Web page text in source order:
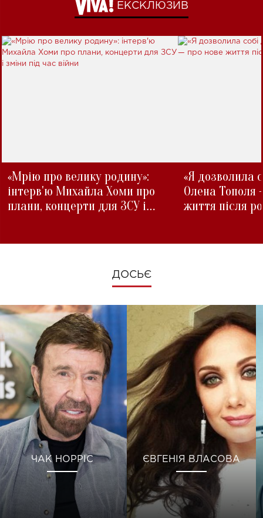
ЕКСКЛЮЗИВ
«Мрію про велику родину»:
інтерв'ю Михайла Хоми про
плани, концерти для ЗСУ і
«Я дозволила
Олена Тополя
життя після
ДОСЬЄ
ЧАК НОРРІС ЄВГЕНІЯ ВЛАСОВА